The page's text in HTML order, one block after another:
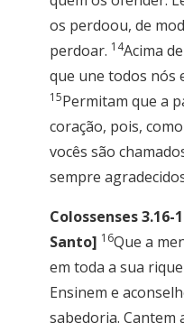
os perdoou, de
perdoar. 14Acima
que une todos nós
15Permitam que a
coração, pois,
vocês são
sempre
Colossenses
Santo] 16Que a
em toda a sua
Ensinem e
sabedoria. Cantem